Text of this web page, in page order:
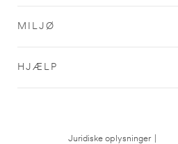
MILJØ
HJÆLP
Juridiske oplysninger